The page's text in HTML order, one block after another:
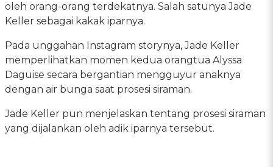
oleh orang-orang terdekatnya. Salah satunya Jade
Keller sebagai kakak iparnya.
Pada unggahan Instagram storynya, Jade Keller
memperlihatkan momen kedua orangtua Alyssa
Daguise secara bergantian mengguyur anaknya
dengan air bunga saat prosesi siraman.
Jade Keller pun menjelaskan tentang prosesi siraman
yang dijalankan oleh adik iparnya tersebut.